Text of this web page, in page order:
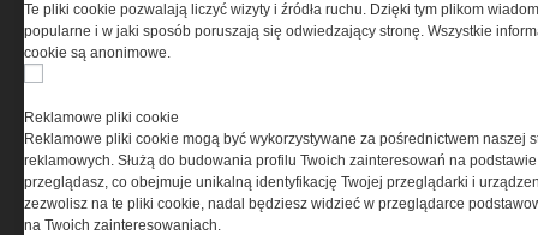
Przeciwpożarowe instalacje
wodociągowe – stan prawny
Zapotrzebowanie na moc
użytkowej
Pomieszczenia kotłowni
gazowych
Te pliki cookie pozwalają liczyć wizyty i źródła ruchu. Dzięki tym plikom
popularne i w jaki sposób poruszają się odwiedzający stronę. Wszystkie
cookie są anonimowe.
Reklamowe pliki cookie
Reklamowe pliki cookie mogą być wykorzystywane za pośrednictwem naszej
reklamowych. Służą do budowania profilu Twoich zainteresowań na
przeglądasz, co obejmuje unikalną identyfikację Twojej przeglądarki i
zezwolisz na te pliki cookie, nadal będziesz widzieć w przeglądarce
na Twoich zainteresowaniach.